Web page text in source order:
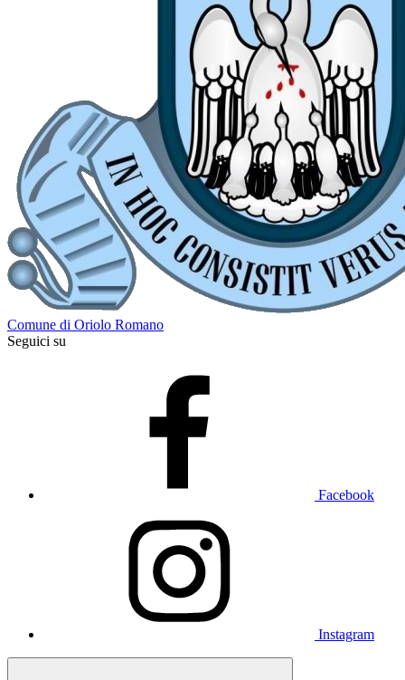
Comune di Oriolo Romano
Seguici su
Facebook
Instagram